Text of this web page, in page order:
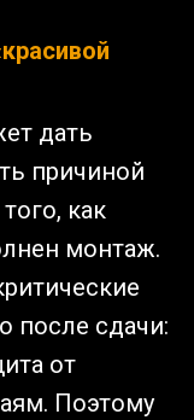
дать
причиной
как
монтаж.
после сдачи:
от
Поэтому